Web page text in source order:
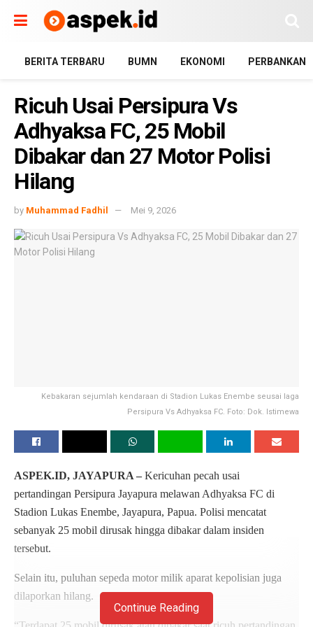
BERITA TERBARU BUMN EKONOMI PERBANKAN
Ricuh Usai Persipura Vs
Adhyaksa FC, 25 Mobil
Dibakar dan 27 Motor Polisi
Hilang
by Muhammad Fadhil Mei 9, 2026
Kebakaran sejumlah kendaraan di Stadion Lukas Enembe seusai laga
Persipura Vs Adhyaksa FC. Foto: Dok. Istimewa
ASPEK.ID, JAYAPURA – Kericuhan pecah usai
pertandingan Persipura Jayapura melawan Adhyaksa FC di
Stadion Lukas Enembe, Jayapura, Papua. Polisi mencatat
sebanyak 25 mobil dirusak hingga dibakar dalam insiden
tersebut.
Selain itu, puluhan sepeda motor milik aparat kepolisian juga
dilaporkan hilang.
Continue Reading